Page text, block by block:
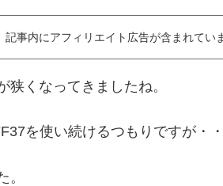
記事内にアフィリエイト広告が含まれてい
くなってきましたね。
を使い続けるつもりですが・
。